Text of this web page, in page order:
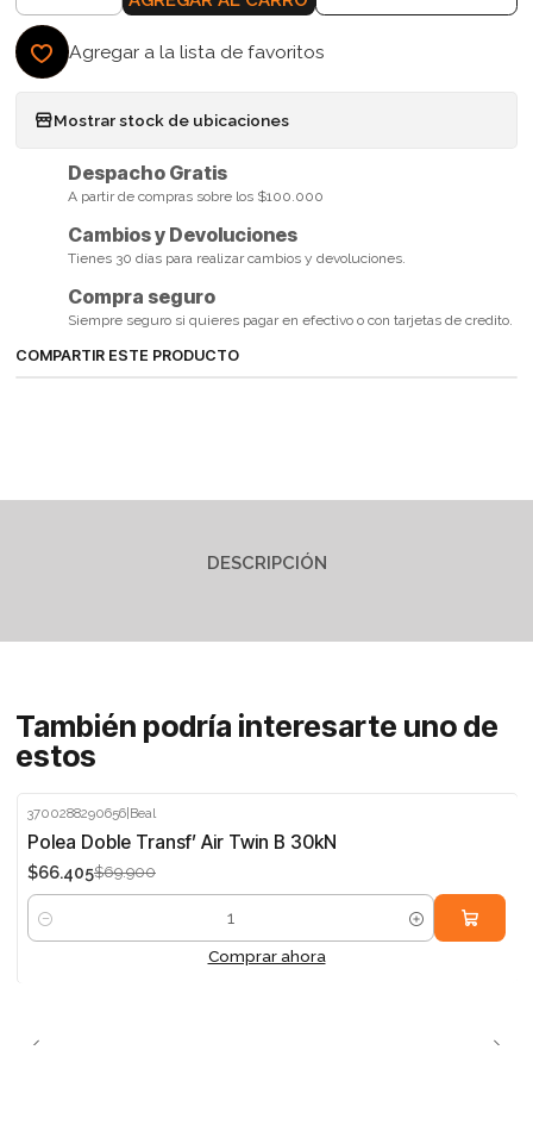
Agregar a la lista de favoritos
Mostrar stock de ubicaciones
Despacho Gratis
A partir de compras sobre los $100.000
Cambios y Devoluciones
Tienes 30 días para realizar cambios y devoluciones.
Compra seguro
Siempre seguro si quieres pagar en efectivo o con tarjetas de credito.
COMPARTIR ESTE PRODUCTO
DESCRIPCIÓN
También podría interesarte uno de
estos
-5%
3700288290656|Beal
Polea Doble Transf’ Air Twin B 30kN
$66.405$69.900
Cantidad
Comprar ahora